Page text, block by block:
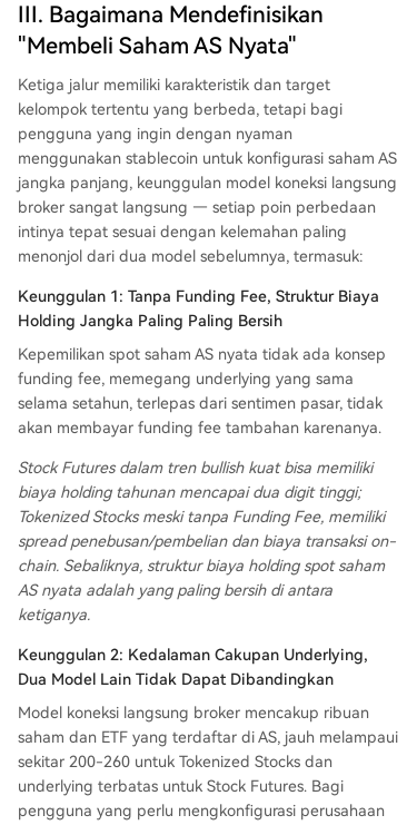
III. Bagaimana Mendefinisikan
"Membeli Saham AS Nyata"
Ketiga jalur memiliki karakteristik dan target
kelompok tertentu yang berbeda, tetapi bagi
pengguna yang ingin dengan nyaman
menggunakan stablecoin untuk konfigurasi saham AS
jangka panjang, keunggulan model koneksi langsung
broker sangat langsung — setiap poin perbedaan
intinya tepat sesuai dengan kelemahan paling
menonjol dari dua model sebelumnya, termasuk:
Keunggulan 1: Tanpa Funding Fee, Struktur Biaya
Holding Jangka Paling Paling Bersih
Kepemilikan spot saham AS nyata tidak ada konsep
funding fee, memegang underlying yang sama
selama setahun, terlepas dari sentimen pasar, tidak
akan membayar funding fee tambahan karenanya.
Stock Futures dalam tren bullish kuat bisa memiliki
biaya holding tahunan mencapai dua digit tinggi;
Tokenized Stocks meski tanpa Funding Fee, memiliki
spread penebusan/pembelian dan biaya transaksi on-
chain. Sebaliknya, struktur biaya holding spot saham
AS nyata adalah yang paling bersih di antara
ketiganya.
Keunggulan 2: Kedalaman Cakupan Underlying,
Dua Model Lain Tidak Dapat Dibandingkan
Model koneksi langsung broker mencakup ribuan
saham dan ETF yang terdaftar di AS, jauh melampaui
sekitar 200-260 untuk Tokenized Stocks dan
underlying terbatas untuk Stock Futures. Bagi
pengguna yang perlu mengkonfigurasi perusahaan